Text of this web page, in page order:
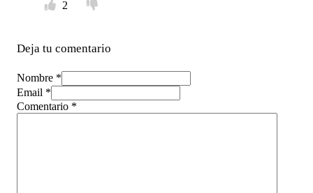
2
Deja tu comentario
Nombre *
Email *
Comentario *